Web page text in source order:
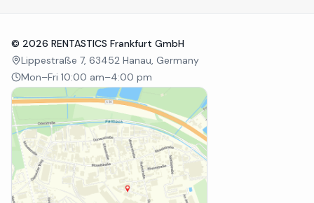
© 2026 RENTASTICS Frankfurt GmbH
Lippestraße 7, 63452 Hanau, Germany
Mon–Fri 10:00 am–4:00 pm